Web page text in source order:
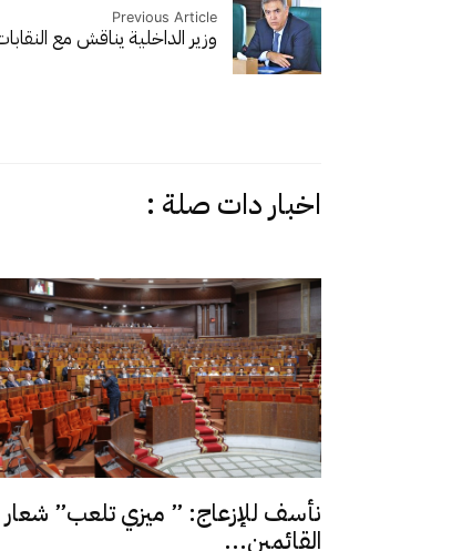
Previous Article
وزير الداخلية يناقش مع
اخبار دات صلة :
نأسف للإزعاج: ” ميزي تلعب” شعار
القائمين...